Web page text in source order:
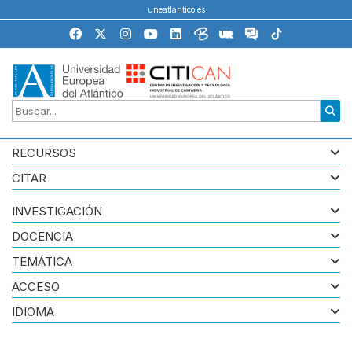
uneatlantico.es
RECURSOS
CITAR
INVESTIGACIÓN
DOCENCIA
TEMÁTICA
ACCESO
IDIOMA